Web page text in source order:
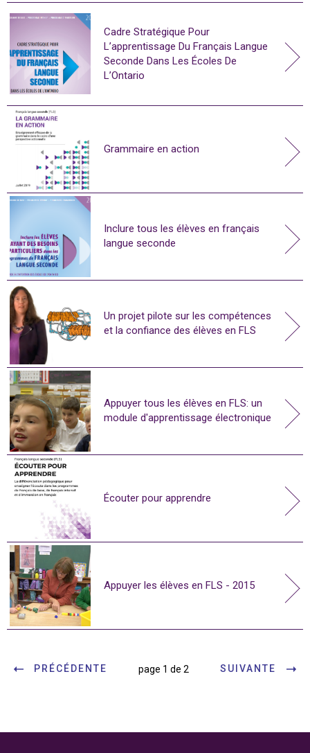
Cadre Stratégique Pour
L’apprentissage Du Français Langue
Seconde Dans Les Écoles De
L’Ontario
Grammaire en action
Inclure tous les élèves en français
langue seconde
Un projet pilote sur les compétences
et la confiance des élèves en FLS
Appuyer tous les élèves en FLS: un
module d'apprentissage électronique
Écouter pour apprendre
Appuyer les élèves en FLS - 2015
PRÉCÉDENTE page 1 de 2 SUIVANTE